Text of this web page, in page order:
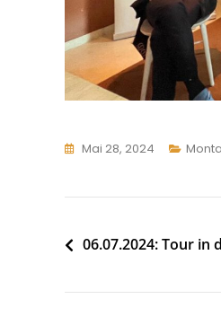
Mai 28, 2024
06.07.2024: Tour in